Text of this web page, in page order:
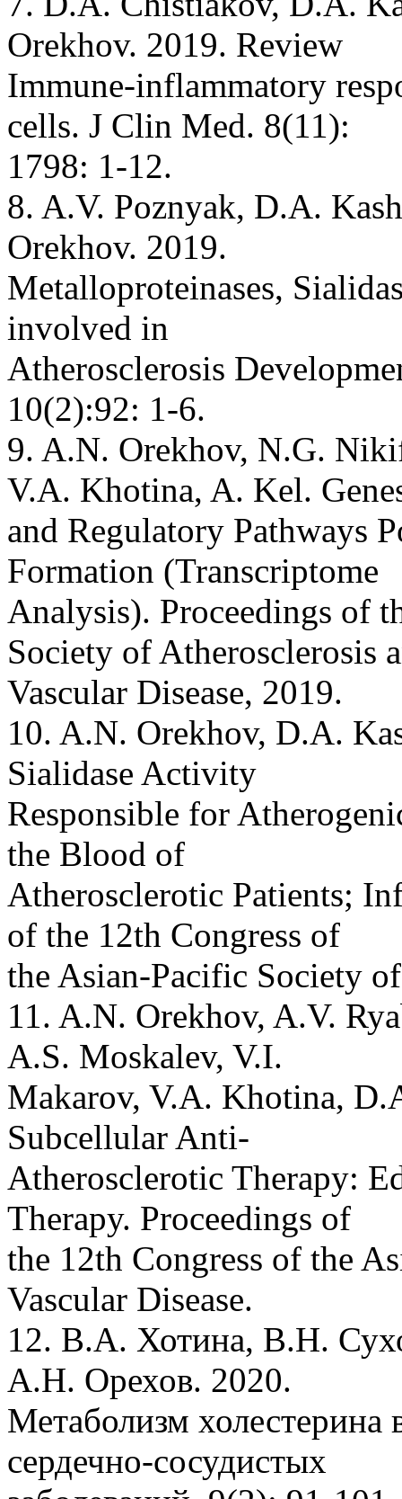
Orekhov. 2019. Review
Immune-inflammatory
cells. J Clin Med. 8(11):
1798: 1-12.
8. A.V. Poznyak, D.A.
Orekhov. 2019.
Metalloproteinases,
involved in
Atherosclerosis
10(2):92: 1-6.
9. A.N. Orekhov, N.G.
V.A. Khotina, A. Kel.
and Regulatory Pathways
Formation (Transcriptome
Analysis). Proceedings of
Society of Atherosclerosis
Vascular Disease, 2019.
10. A.N. Orekhov, D.A.
Sialidase Activity
Responsible for
the Blood of
Atherosclerotic Patients;
of the 12th Congress of
the Asian-Pacific Society
11. A.N. Orekhov, A.V.
A.S. Moskalev, V.I.
Makarov, V.A. Khotina,
Subcellular Anti-
Atherosclerotic Therapy:
Therapy. Proceedings of
the 12th Congress of the
Vascular Disease.
12. В.А. Хотина, В.Н.
А.Н. Орехов. 2020.
Метаболизм
сердечно-сосудистых